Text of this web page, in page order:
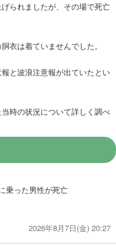
られましたが、その場で死亡
衣は着ていませんでした。
と波浪注意報が出ていたとい
時の状況について詳しく調べ
乗った男性が死亡
2026年8月7日(金) 20:27